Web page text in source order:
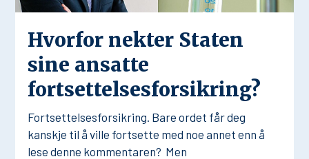
Hvorfor nekter Staten
sine ansatte
fortsettelsesforsikring?
Fortsettelsesforsikring. Bare ordet får deg
kanskje til å ville fortsette med noe annet enn å
lese denne kommentaren? Men